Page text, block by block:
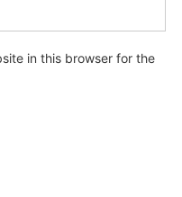
in this browser for the